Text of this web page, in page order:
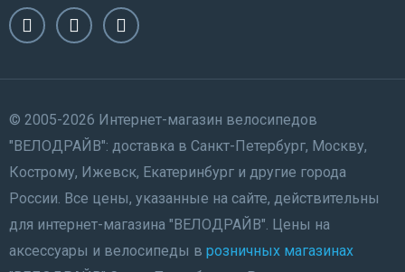
© 2005-2026 Интернет-магазин велосипедов
"ВЕЛОДРАЙВ": доставка в Санкт-Петербург, Москву,
Кострому, Ижевск, Екатеринбург и другие города
России. Все цены, указанные на сайте, действительны
для интернет-магазина "ВЕЛОДРАЙВ". Цены на
аксессуары и велосипеды в розничных магазинах